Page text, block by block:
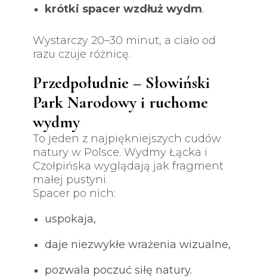
krótki spacer wzdłuż wydm.
Wystarczy 20–30 minut, a ciało od
razu czuje różnicę.
Przedpołudnie – Słowiński
Park Narodowy i ruchome
wydmy
To jeden z najpiękniejszych cudów
natury w Polsce. Wydmy Łącka i
Czołpińska wyglądają jak fragment
małej pustyni.
Spacer po nich:
uspokaja,
daje niezwykłe wrażenia wizualne,
pozwala poczuć siłę natury.